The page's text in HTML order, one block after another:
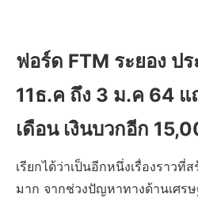
ฟอร์ด FTM ระยอง ป
11ธ.ค ถึง 3 ม.ค 64 แ
เดือน เงินบวกอีก
เรียกได้ว่าเป็นอีกหนึ่งเรื่องราวที่
มาก จากช่วงปัญหาทางด้านเศร